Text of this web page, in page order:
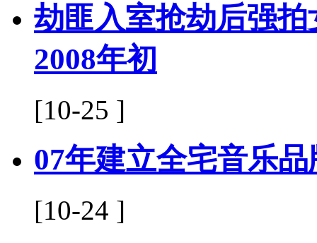
劫匪入室抢劫后强
2008年初
[10-25 ]
07年建立全宅音乐品
[10-24 ]